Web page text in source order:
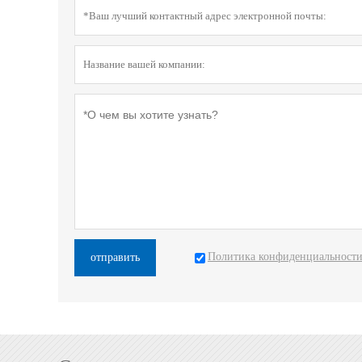
отправить Политика конфиденциальности